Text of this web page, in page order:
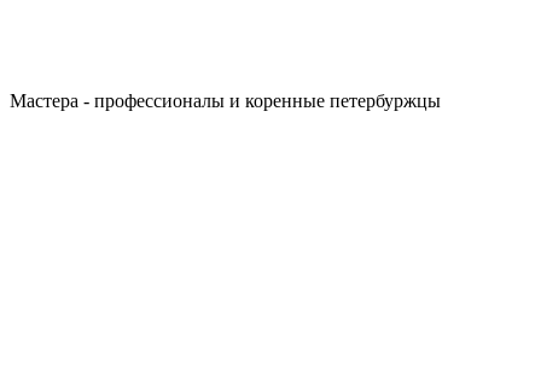
Мастера - профессионалы и коренные петербуржцы